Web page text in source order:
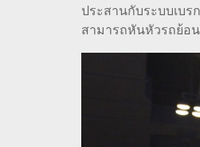
ประสานกับระบบเบร
สามารถหันหัวรถย้อ